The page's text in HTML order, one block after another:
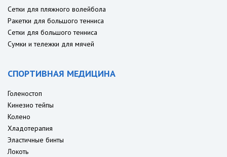
Сетки для пляжного волейбола
Ракетки для большого тенниса
Сетки для большого тенниса
Сумки и тележки для мячей
СПОРТИВНАЯ МЕДИЦИНА
Голеностоп
Кинезио тейпы
Колено
Хладотерапия
Эластичные бинты
Локоть